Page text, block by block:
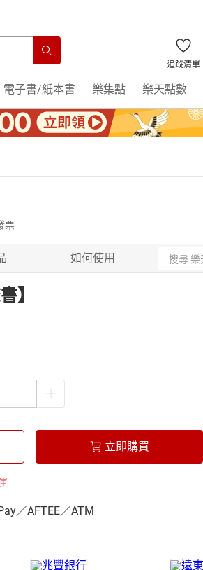
追蹤清單
電子書/紙本書 樂集點 樂天點數
票
如何使用
】
立即購買
／AFTEE／ATM